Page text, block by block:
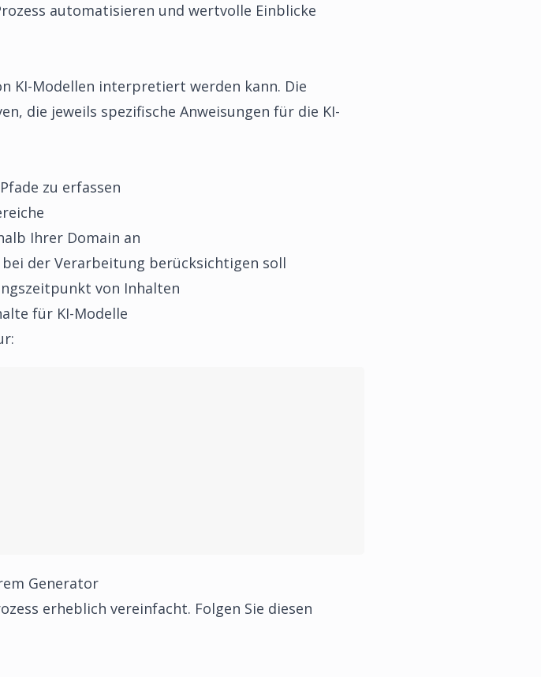
automatisieren und wertvolle Einblicke
KI-Modellen interpretiert werden kann. Die
die jeweils spezifische Anweisungen für die KI-
zu erfassen
Ihrer Domain an
der Verarbeitung berücksichtigen soll
von Inhalten
für KI-Modelle
Generator
erheblich vereinfacht. Folgen Sie diesen